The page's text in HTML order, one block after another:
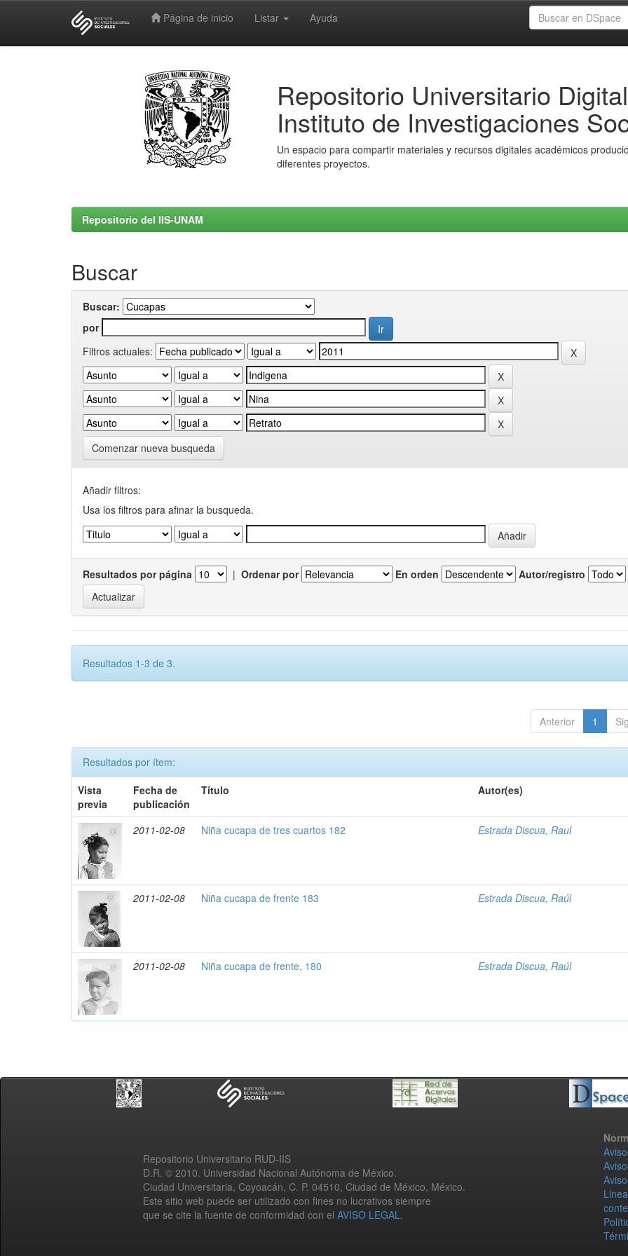
Página de inicio Listar Ayuda
Repositorio Universitario Digital
Instituto de Investigaciones
Un espacio para compartir materiales y recursos digitales académicos
diferentes proyectos.
Repositorio del IIS-UNAM
Buscar
Buscar:
por
Filtros actuales:
Comenzar nueva busqueda
Añadir filtros:
Usa los filtros para afinar la busqueda.
Resultados por página | Ordenar por En orden Autor/registro
Resultados 1-3 de 3.
Anterior 1
Resultados por ítem:
Vista
previa
Fecha de
publicación
Título Autor(es)
2011-02-08 Niña cucapa de tres cuartos 182 Estrada Discua, Raul
2011-02-08 Niña cucapa de frente 183 Estrada Discua, Raúl
2011-02-08 Niña cucapa de frente, 180 Estrada Discua, Raúl
Repositorio Universitario RUD-IIS
D.R. © 2010. Universidad Nacional Autónoma de México.
Ciudad Universitaria, Coyoacán, C. P. 04510, Ciudad de México, México.
Este sitio web puede ser utilizado con fines no lucrativos siempre
que se cite la fuente de conformidad con el AVISO LEGAL.